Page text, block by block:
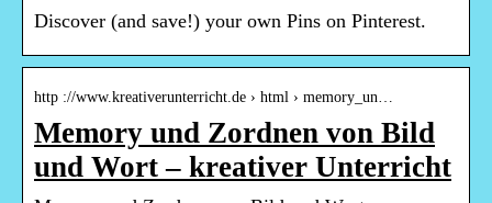
Discover (and save!) your own Pins on Pinterest.
http ://www.kreativerunterricht.de › html › memory_un…
Memory und Zordnen von Bild
und Wort – kreativer Unterricht